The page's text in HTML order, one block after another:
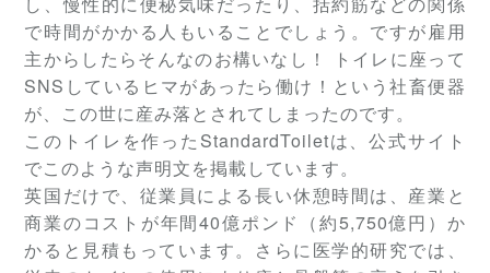
で時間がかかる人もいることでしょう。ですが雇用
主からしたらそんなのお構いなし！ トイレに座って
SNSしているヒマがあったら働け！という社畜便器
が、この世に産み落とされてしまったのです。
このトイレを作ったStandardToiletは、公式サイト
でこのような声明文を掲載しています。
英国だけで、従業員による長い休憩時間は、産業と
商業のコストが年間40億ポンド（約5,750億円）か
かると見積もっています。さらに医学的研究では、